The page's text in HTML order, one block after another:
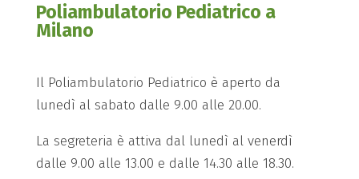
Poliambulatorio Pediatrico a
Milano
Il Poliambulatorio Pediatrico è aperto da
lunedì al sabato dalle 9.00 alle 20.00.
La segreteria è attiva dal lunedì al venerdì
dalle 9.00 alle 13.00 e dalle 14.30 alle 18.30.